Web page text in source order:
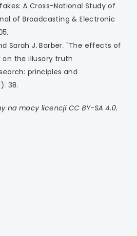
A Cross-National Study of
of Broadcasting & Electronic
Sarah J. Barber. "The effects of
the illusory truth
principles and
38.
na mocy licencji CC BY-SA 4.0.